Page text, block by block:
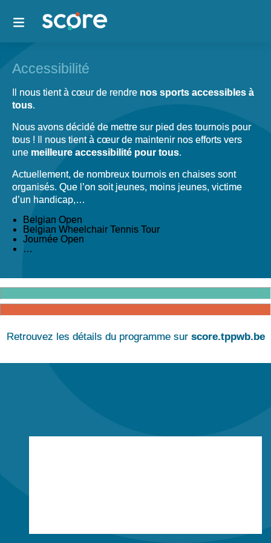
Accessibilité
Il nous tient à cœur de rendre nos sports accessibles à
tous.
Nous avons décidé de mettre sur pied des tournois pour
tous ! Il nous tient à cœur de maintenir nos efforts vers
une meilleure accessibilité pour tous.
Actuellement, de nombreux tournois en chaises sont
organisés. Que l’on soit jeunes, moins jeunes, victime
d’un handicap,…
Belgian Open
Belgian Wheelchair Tennis Tour
Journée Open
…
Retrouvez les détails du programme sur score.tppwb.be